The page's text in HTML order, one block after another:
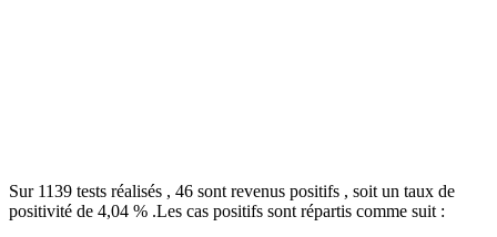
Sur 1139 tests réalisés , 46 sont revenus positifs , soit un taux de
positivité de 4,04 % .Les cas positifs sont répartis comme suit :